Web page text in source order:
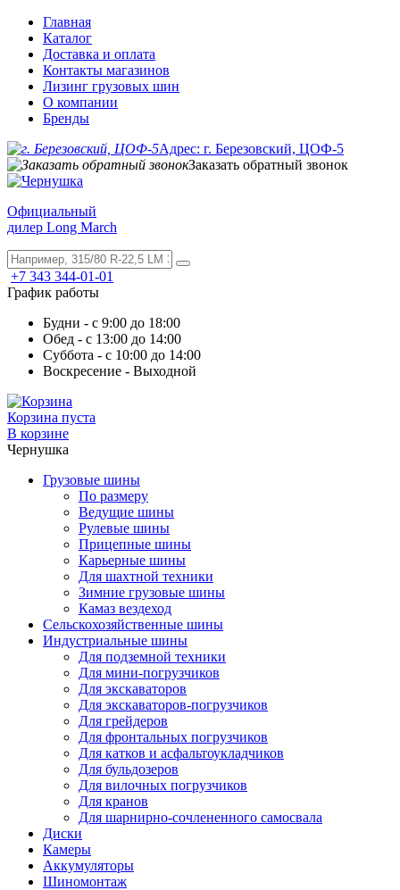
Главная
Каталог
Доставка и оплата
Контакты магазинов
Лизинг грузовых шин
О компании
Бренды
Адрес: г. Березовский, ЦОФ-5
Заказать обратный звонок
Официальный
дилер Long March
+7 343 344-01-01
График работы
Будни - с 9:00 до 18:00
Обед - с 13:00 до 14:00
Суббота - с 10:00 до 14:00
Воскресение - Выходной
Корзина пуста
В корзине
Чернушка
Грузовые шины
По размеру
Ведущие шины
Рулевые шины
Прицепные шины
Карьерные шины
Для шахтной техники
Зимние грузовые шины
Камаз вездеход
Сельскохозяйственные шины
Индустриальные шины
Для подземной техники
Для мини-погрузчиков
Для экскаваторов
Для экскаваторов-погрузчиков
Для грейдеров
Для фронтальных погрузчиков
Для катков и асфальтоукладчиков
Для бульдозеров
Для вилочных погрузчиков
Для кранов
Для шарнирно-сочлененного самосвала
Диски
Камеры
Аккумуляторы
Шиномонтаж